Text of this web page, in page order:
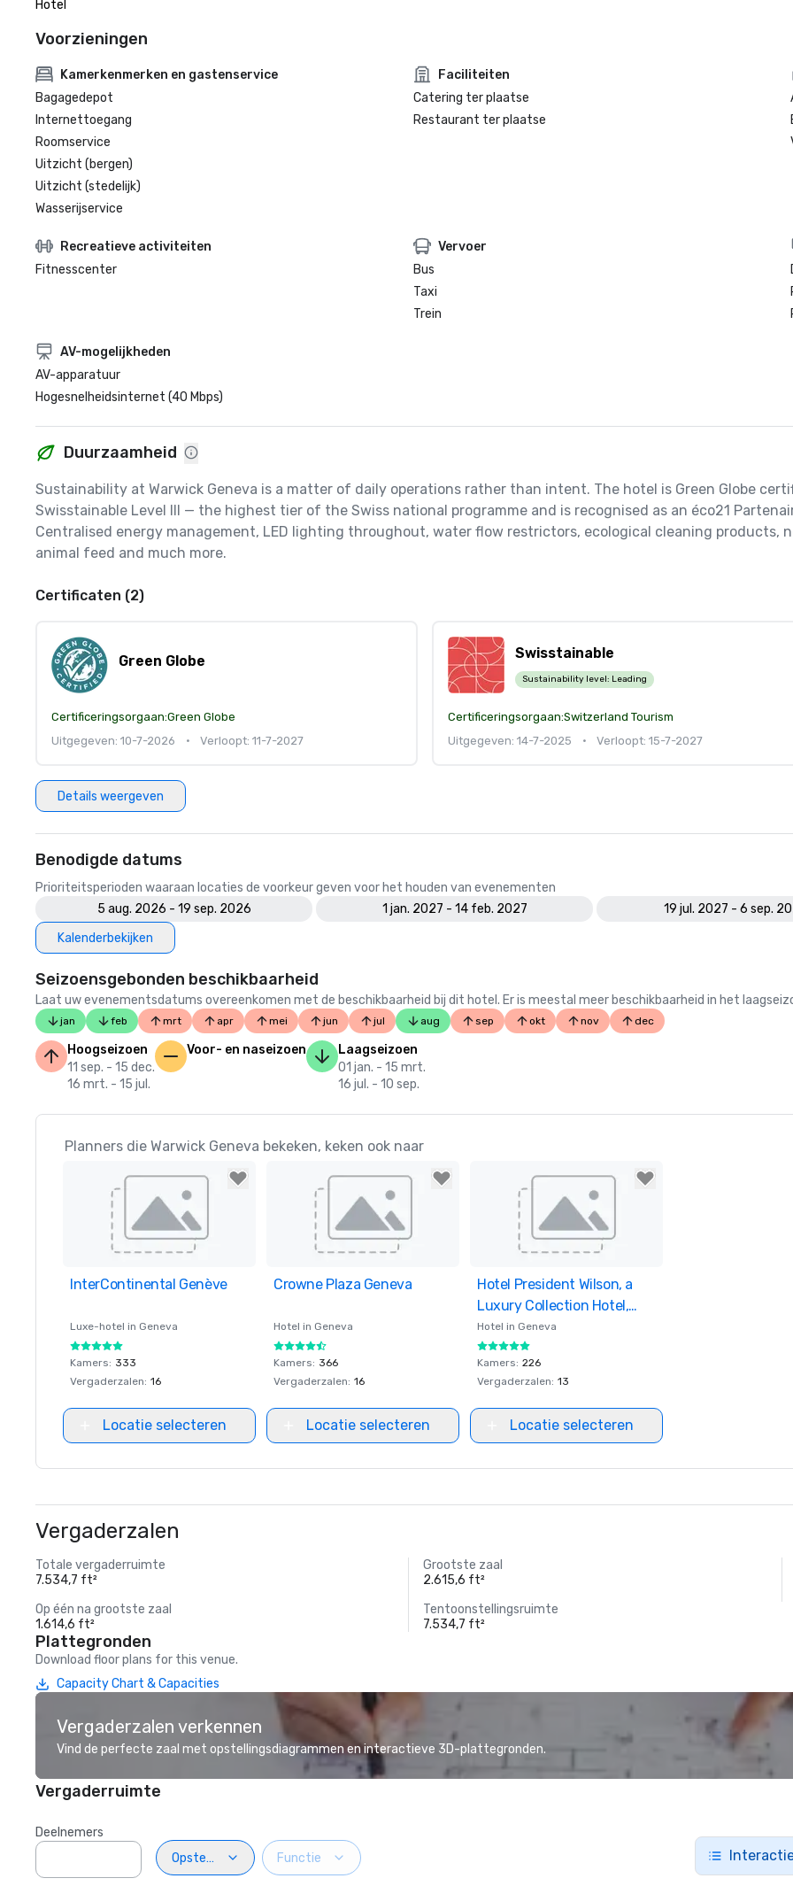
Hotel
Voorzieningen
Kamerkenmerken en gastenservice
Bagagedepot
Internettoegang
Roomservice
Uitzicht (bergen)
Uitzicht (stedelijk)
Wasserijservice
Faciliteiten
Catering ter plaatse
Restaurant ter plaatse
Recreatieve activiteiten
Fitnesscenter
Vervoer
Bus
Taxi
Trein
AV-mogelijkheden
AV-apparatuur
Hogesnelheidsinternet (40 Mbps)
Duurzaamheid
Sustainability at Warwick Geneva is a matter of daily operations rather than intent. The hotel is Green Globe
Swisstainable Level III — the highest tier of the Swiss national programme and is recognised as an éco21
Centralised energy management, LED lighting throughout, water flow restrictors, ecological cleaning products,
animal feed and much more.
Certificaten (2)
Green Globe
Certificeringsorgaan:Green Globe
Uitgegeven: 10-7-2026
• Verloopt: 11-7-2027
Swisstainable
Sustainability level: Leading
Certificeringsorgaan:Switzerland Tourism
Uitgegeven: 14-7-2025
• Verloopt: 15-7-2027
Details weergeven
Benodigde datums
Prioriteitsperioden waaraan locaties de voorkeur geven voor het houden van evenementen
5 aug. 2026 - 19 sep. 2026
1 jan. 2027 - 14 feb. 2027
19 jul. 2027 - 6 sep.
Kalenderbekijken
Seizoensgebonden beschikbaarheid
Laat uw evenementsdatums overeenkomen met de beschikbaarheid bij dit hotel. Er is meestal meer beschikbaarheid in het
jan feb mrt apr mei jun jul aug sep okt nov dec
Hoogseizoen
11 sep. - 15 dec.
16 mrt. - 15 jul.
Voor- en naseizoen
Laagseizoen
01 jan. - 15 mrt.
16 jul. - 10 sep.
Planners die Warwick Geneva bekeken, keken ook naar
Removed from favorites
InterContinental Genève
Luxe-hotel in Geneva
Kamers: 333
Vergaderzalen: 16
Locatie selecteren
Removed from favorites
Crowne Plaza Geneva
Hotel in Geneva
Kamers: 366
Vergaderzalen: 16
Locatie selecteren
Removed from favorites
Hotel President Wilson, a
Luxury Collection Hotel,
Geneva
Hotel in Geneva
Kamers: 226
Vergaderzalen: 13
Locatie selecteren
Vergaderzalen
Totale vergaderruimte
7.534,7 ft²
Grootste zaal
2.615,6 ft²
Op één na grootste zaal
1.614,6 ft²
Tentoonstellingsruimte
7.534,7 ft²
Plattegronden
Download floor plans for this venue.
Capacity Chart & Capacities
Vergaderzalen verkennen
Vind de perfecte zaal met opstellingsdiagrammen en interactieve 3D-plattegronden.
Vergaderruimte
Deelnemers
Opstelling
Functie